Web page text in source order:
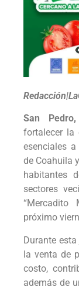
San
fortalecer la
esenciales
de Coahuila
habitantes
sectores
próximo
Durante
la venta de
costo,
además de